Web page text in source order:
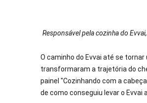
Responsável pela cozinha do
O caminho do Evvai até se
transformaram a trajetória do
painel "Cozinhando com a
de como conseguiu levar o Evvai